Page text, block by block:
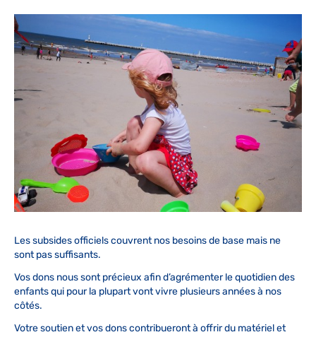
Les subsides officiels couvrent nos besoins de base mais ne
sont pas suffisants.
Vos dons nous sont précieux afin d’agrémenter le quotidien des
enfants qui pour la plupart vont vivre plusieurs années à nos
côtés.
Votre soutien et vos dons contribueront à offrir du matériel et